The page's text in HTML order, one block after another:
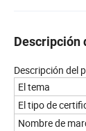
Descripción
Descripción del
El tema
El tipo de
Nombre de